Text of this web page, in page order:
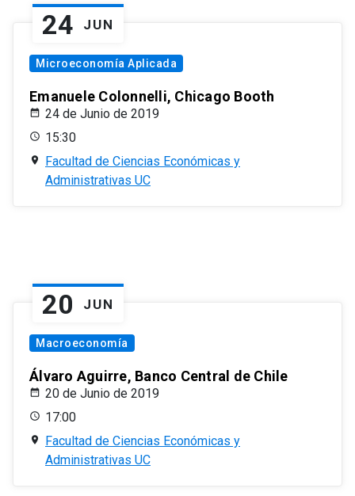
24 JUN
Microeconomía Aplicada
Emanuele Colonnelli, Chicago Booth
24 de Junio de 2019
15:30
Facultad de Ciencias Económicas y
Administrativas UC
20 JUN
Macroeconomía
Álvaro Aguirre, Banco Central de Chile
20 de Junio de 2019
17:00
Facultad de Ciencias Económicas y
Administrativas UC